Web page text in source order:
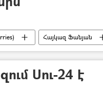
Հայկազ Ֆանյան
Սու-24 է